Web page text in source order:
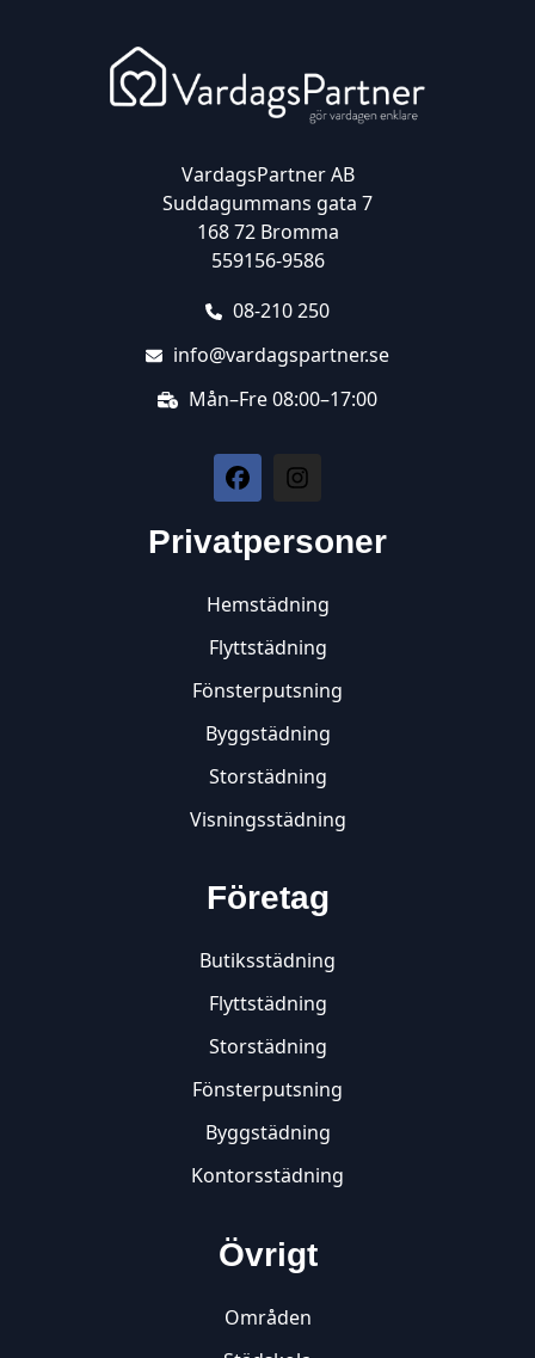
VardagsPartner AB
Suddagummans gata 7
168 72 Bromma
559156-9586
08-210 250
info@vardagspartner.se
Mån–Fre 08:00–17:00
Privatpersoner
Hemstädning
Flyttstädning
Fönsterputsning
Byggstädning
Storstädning
Visningsstädning
Företag
Butiksstädning
Flyttstädning
Storstädning
Fönsterputsning
Byggstädning
Kontorsstädning
Övrigt
Områden